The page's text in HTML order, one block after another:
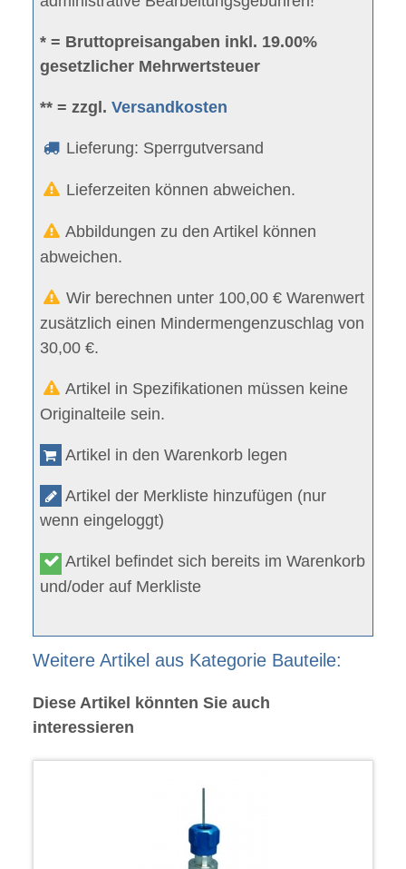
* = Bruttopreisangaben inkl. 19.00%
gesetzlicher Mehrwertsteuer
** = zzgl.Versandkosten
Lieferung: Sperrgutversand
Lieferzeiten können abweichen.
Abbildungen zu den Artikel können
abweichen.
Wir berechnen unter 100,00 € Warenwert
zusätzlich einen Mindermengenzuschlag von
30,00 €.
Artikel in Spezifikationen müssen keine
Originalteile sein.
Artikel in den Warenkorb legen
Artikel der Merkliste hinzufügen (nur
wenn eingeloggt)
Artikel befindet sich bereits im Warenkorb
und/oder auf Merkliste
Weitere Artikel aus Kategorie Bauteile:
Diese Artikel könnten Sie auch
interessieren